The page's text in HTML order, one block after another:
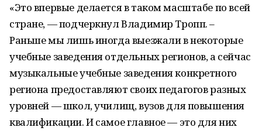
«Это впервые делается в таком масштабе по всей
стране, — подчеркнул Владимир Тропп. –
Раньше мы лишь иногда выезжали в некоторые
учебные заведения отдельных регионов, а сейчас
музыкальные учебные заведения конкретного
региона предоставляют своих педагогов разных
уровней — школ, училищ, вузов для повышения
квалификации. И самое главное — это для них